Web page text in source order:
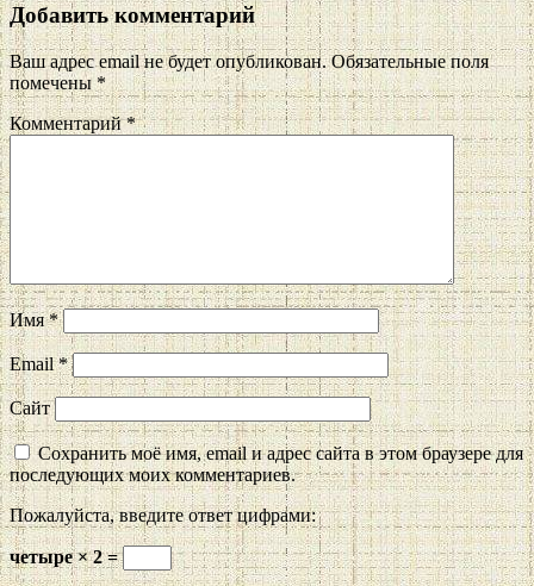
Добавить комментарий
Ваш адрес email не будет опубликован. Обязательные поля
помечены *
Комментарий*
Имя*
Email*
Сайт
Сохранить моё имя, email и адрес сайта в этом браузере для
последующих моих комментариев.
Пожалуйста, введите ответ цифрами:
четыре × 2 =